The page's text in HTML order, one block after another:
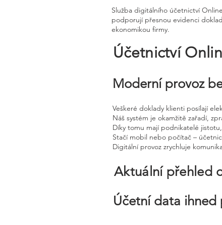
Služba digitálního účetnictví
podporují přesnou evidenci
ekonomikou firmy.
Účetnictví
Moderní provoz
Veškeré doklady klienti posílají
Náš systém je okamžitě zařadí,
Díky tomu mají podnikatelé
Stačí mobil nebo počítač –
Digitální provoz zrychluje
Aktuální přehled
Účetní data ihned